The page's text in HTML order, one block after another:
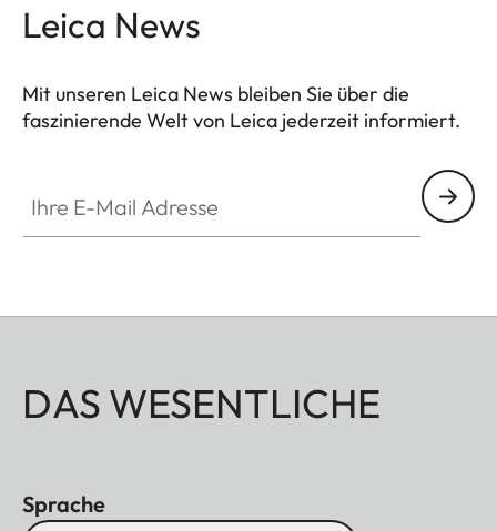
Leica News
Mit unseren Leica News bleiben Sie über die
faszinierende Welt von Leica jederzeit informiert.
DAS WESENTLICHE
Sprache